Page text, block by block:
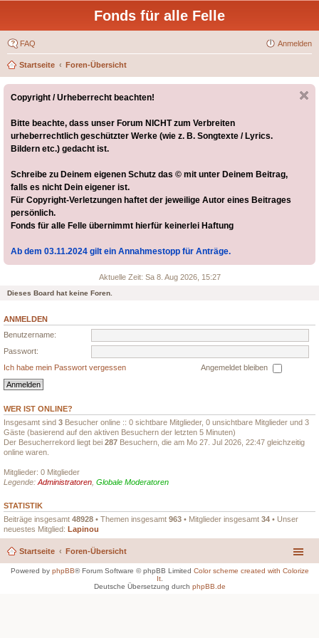
Fonds für alle Felle
FAQ Anmelden
Startseite Foren-Übersicht
Copyright / Urheberrecht beachten!
Bitte beachte, dass unser Forum NICHT zum Verbreiten
urheberrechtlich geschützter Werke (wie z. B. Songtexte / Lyrics.
Bildern etc.) gedacht ist.
Schreibe zu Deinem eigenen Schutz das © mit unter Deinem Beitrag,
falls es nicht Dein eigener ist.
Für Copyright-Verletzungen haftet der jeweilige Autor eines Beitrages
persönlich.
Fonds für alle Felle übernimmt hierfür keinerlei Haftung
Ab dem 03.11.2024 gilt ein Annahmestopp für Anträge.
Aktuelle Zeit: Sa 8. Aug 2026, 15:27
Dieses Board hat keine Foren.
ANMELDEN
Benutzername:
Passwort:
Ich habe mein Passwort vergessen
Angemeldet bleiben
WER IST ONLINE?
Insgesamt sind 3 Besucher online :: 0 sichtbare Mitglieder, 0 unsichtbare Mitglieder und 3
Gäste (basierend auf den aktiven Besuchern der letzten 5 Minuten)
Der Besucherrekord liegt bei 287 Besuchern, die am Mo 27. Jul 2026, 22:47 gleichzeitig
online waren.
Mitglieder: 0 Mitglieder
Legende: Administratoren Globale Moderatoren
STATISTIK
Beiträge insgesamt 48928 • Themen insgesamt 963 • Mitglieder insgesamt 34 • Unser
neuestes Mitglied: Lapinou
Startseite Foren-Übersicht
Powered by phpBB® Forum Software © phpBB Limited Color scheme created with Colorize
It.
Deutsche Übersetzung durch phpBB.de